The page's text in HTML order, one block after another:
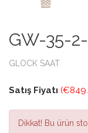
GW-35-
GLOCK SAAT
Satış Fiyatı
Dikkat! Bu ürün